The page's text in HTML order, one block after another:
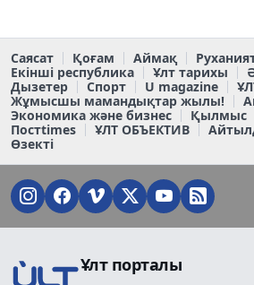
Саясат Қоғам Аймақ
Екінші республика
Ұлт тарихы
Дызетер
Спорт U magazine
Жұмысшы мамандықтар жылы!
Экономика және бизнес
Қылмыс
Постtimes
ҰЛТ ОБЪЕКТИВ
Өзекті
Ұлт порталы